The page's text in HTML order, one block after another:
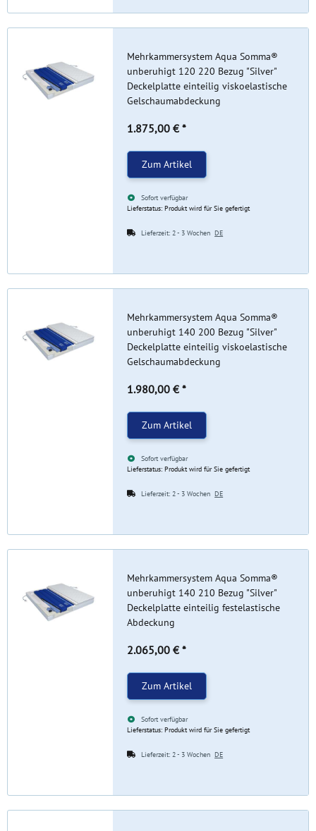
Mehrkammersystem Aqua Somma®
unberuhigt 120 220 Bezug "Silver"
Deckelplatte einteilig viskoelastische
Gelschaumabdeckung
1.875,00 € *
Zum Artikel
Sofort verfügbar
Lieferstatus: Produkt wird für Sie gefertigt
Lieferzeit:2 - 3 WochenDE
Mehrkammersystem Aqua Somma®
unberuhigt 140 200 Bezug "Silver"
Deckelplatte einteilig viskoelastische
Gelschaumabdeckung
1.980,00 € *
Zum Artikel
Sofort verfügbar
Lieferstatus: Produkt wird für Sie gefertigt
Lieferzeit:2 - 3 WochenDE
Mehrkammersystem Aqua Somma®
unberuhigt 140 210 Bezug "Silver"
Deckelplatte einteilig festelastische
Abdeckung
2.065,00 € *
Zum Artikel
Sofort verfügbar
Lieferstatus: Produkt wird für Sie gefertigt
Lieferzeit:2 - 3 WochenDE